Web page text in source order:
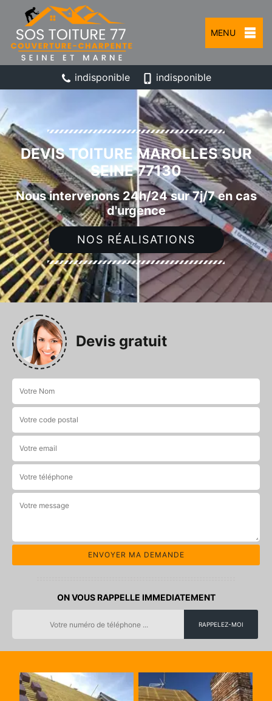
MENU
indisponible indisponible
DEVIS TOITURE MAROLLES SUR
SEINE 77130
Nous intervenons 24h/24 sur 7j/7 en cas
d'urgence
NOS RÉALISATIONS
Devis gratuit
ON VOUS RAPPELLE IMMEDIATEMENT